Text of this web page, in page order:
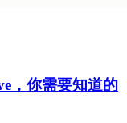
，你需要知道的